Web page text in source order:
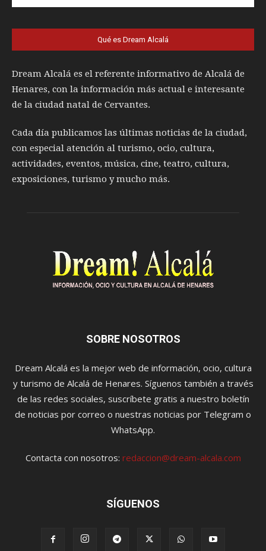
Qué es Dream Alcalá
Dream Alcalá es el referente informativo de Alcalá de
Henares, con la información más actual e interesante
de la ciudad natal de Cervantes.
Cada día publicamos las últimas noticias de la ciudad,
con especial atención al turismo, ocio, cultura,
actividades, eventos, música, cine, teatro, cultura,
exposiciones, turismo y mucho más.
SOBRE NOSOTROS
Dream Alcalá es la mejor web de información, ocio, cultura
y turismo de Alcalá de Henares. Síguenos también a través
de las redes sociales, suscríbete gratis a nuestro boletín
de noticias por correo o nuestras noticias por Telegram o
WhatsApp.
Contacta con nosotros: redaccion@dream-alcala.com
SÍGUENOS